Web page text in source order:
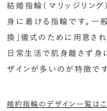
結婚指輪（マリッジリン
身に着ける指輪です。一
換」儀式のために用意され
日常生活で肌身離さず身
ザインが多いのが特徴です
婚約指輪のデザイン一覧はこ